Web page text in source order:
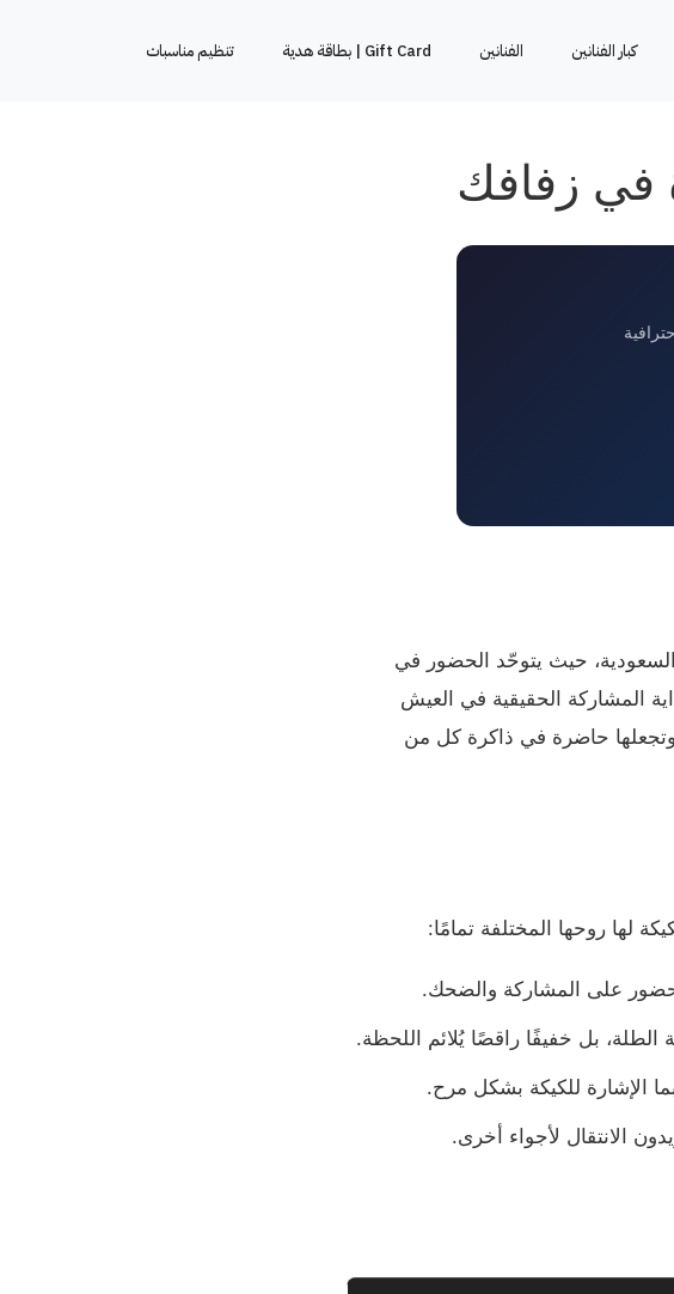
كبار الفنانين الفنانين Gift Card | بطاقة هدية ﺗﻨﻈﻴﻢ ﻣﻨﺎﺳﺒﺎت
في زفافك
حيث يتوحّد الحضور في
المشاركة الحقيقية في العيش
وتجعلها حاضرة في ذاكرة كل من
لها روحها المختلفة تمامًا:
على المشاركة والضحك.
بل خفيفًا راقصًا يُلائم اللحظة.
الإشارة للكيكة بشكل مرح.
الانتقال لأجواء أخرى.